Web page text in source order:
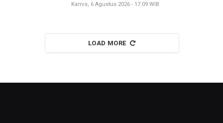
Kamis, 6 Agustus 2026 - 17:09 WIB
LOAD MORE